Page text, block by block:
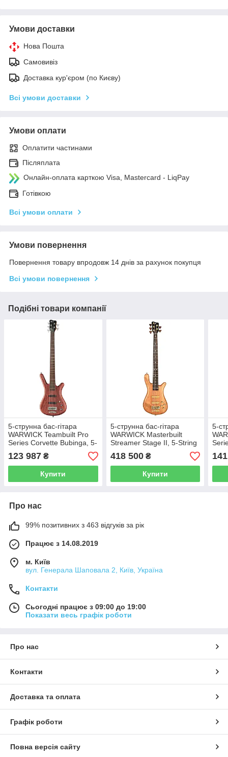
Умови доставки
Нова Пошта
Самовивіз
Доставка кур'єром (по Києву)
Всі умови доставки
Умови оплати
Оплатити частинами
Післяплата
Онлайн-оплата карткою Visa, Mastercard - LiqPay
Готівкою
Всі умови оплати
Умови повернення
Повернення товару впродовж 14 днів за рахунок покупця
Всі умови повернення
Подібні товари компанії
5-струнна бас-гітара
WARWICK Teambuilt Pro
Series Corvette Bubinga, 5-
String, Active (NTS)
123 987 ₴
Купити
5-струнна бас-гітара
WARWICK Masterbuilt
Streamer Stage II, 5-String
(Natural Oil Finish)
418 500₴
Купити
5-
Про нас
99% позитивних з 463 відгуків за рік
Працює з 14.08.2019
м. Київ
вул. Генерала Шаповала 2, Київ, Україна
Контакти
Сьогодні працює з 09:00 до 19:00
Показати весь графік роботи
Про нас
Контакти
Доставка та оплата
Графік роботи
Повна версія сайту